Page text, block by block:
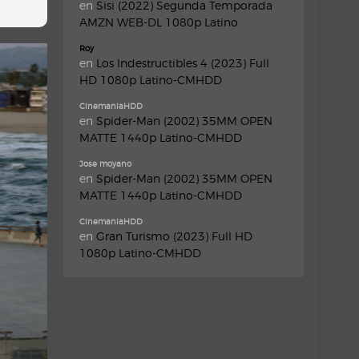
en Sisi (2022) Segunda Temporada
AMZN WEB-DL 1080p Latino
Roy
en Los Indestructibles 4 (2023) Full
HD 1080p Latino-CMHDD
CinemaniaHDD
en Spider-Man (2002) 35MM OPEN
MATTE 1440p Latino-CMHDD
Jose moyano
en Spider-Man (2002) 35MM OPEN
MATTE 1440p Latino-CMHDD
CinemaniaHDD
en Gran Turismo (2023) Full HD
1080p Latino-CMHDD